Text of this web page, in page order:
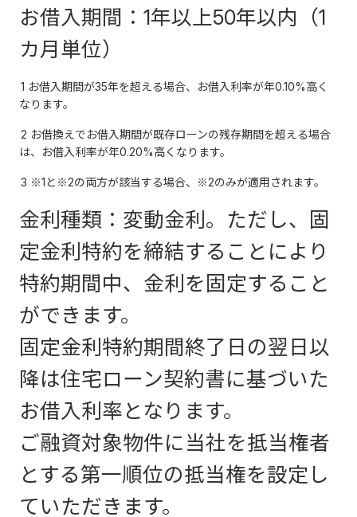
お借入期間：1年以上50年以内（1
カ月単位）
1 お借入期間が35年を超える場合、お借入利率が年0.10%高く
なります。
2 お借換えでお借入期間が既存ローンの残存期間を超える場合
は、お借入利率が年0.20%高くなります。
3 ※1と※2の両方が該当する場合、※2のみが適用されます。
金利種類：変動金利。ただし、固
定金利特約を締結することにより
特約期間中、金利を固定すること
ができます。
固定金利特約期間終了日の翌日以
降は住宅ローン契約書に基づいた
お借入利率となります。
ご融資対象物件に当社を抵当権者
とする第一順位の抵当権を設定し
ていただきます。